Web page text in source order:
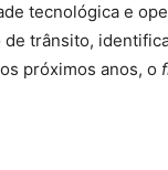
tecnológica e
trânsito,
próximos anos, o